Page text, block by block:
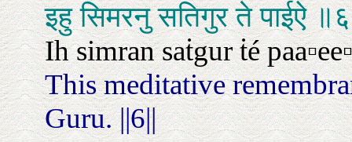
इहु सिमरनु सतिगुर ते पाईऐ
Ih simran saṫgur ṫé
This meditative
Guru. ||6||